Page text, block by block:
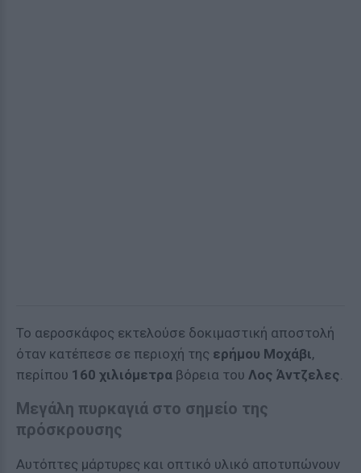
Το αεροσκάφος εκτελούσε δοκιμαστική αποστολή
όταν κατέπεσε σε περιοχή της ερήμου Μοχάβι,
περίπου 160 χιλιόμετρα βόρεια του Λος Άντζελες.
Μεγάλη πυρκαγιά στο σημείο της
πρόσκρουσης
Αυτόπτες μάρτυρες και οπτικό υλικό αποτυπώνουν